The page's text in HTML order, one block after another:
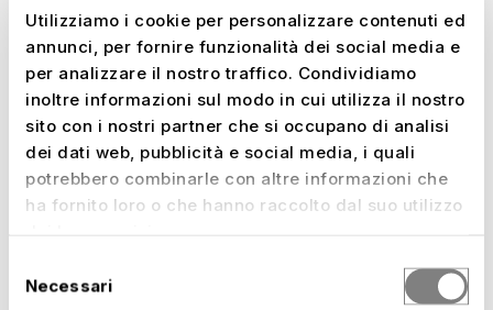
Utilizziamo i cookie per personalizzare contenuti ed
annunci, per fornire funzionalità dei social media e
per analizzare il nostro traffico. Condividiamo
inoltre informazioni sul modo in cui utilizza il nostro
sito con i nostri partner che si occupano di analisi
dei dati web, pubblicità e social media, i quali
potrebbero combinarle con altre informazioni che
ha fornito loro o che hanno raccolto dal suo utilizzo
delNecessari
«Sulla nuova tribuna ovest temporanea sono
stati creati circa 1.400 posti in piedi e 700 posti
a sedere per i tifosi ospiti», spiega Oktay
Öztürk, responsabile di progetto di NUSSLI,
illustrando la prima fase della ristrutturazione
dello stadio.
NUSSLI, in stretta collaborazione con l’SVE,